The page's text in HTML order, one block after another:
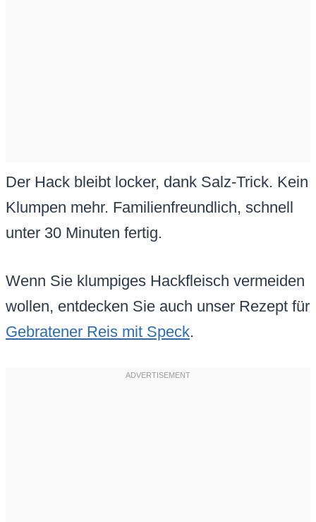
Der Hack bleibt locker, dank Salz-Trick. Kein
Klumpen mehr. Familienfreundlich, schnell
unter 30 Minuten fertig.
Wenn Sie klumpiges Hackfleisch vermeiden
wollen, entdecken Sie auch unser Rezept für
Gebratener Reis mit Speck.